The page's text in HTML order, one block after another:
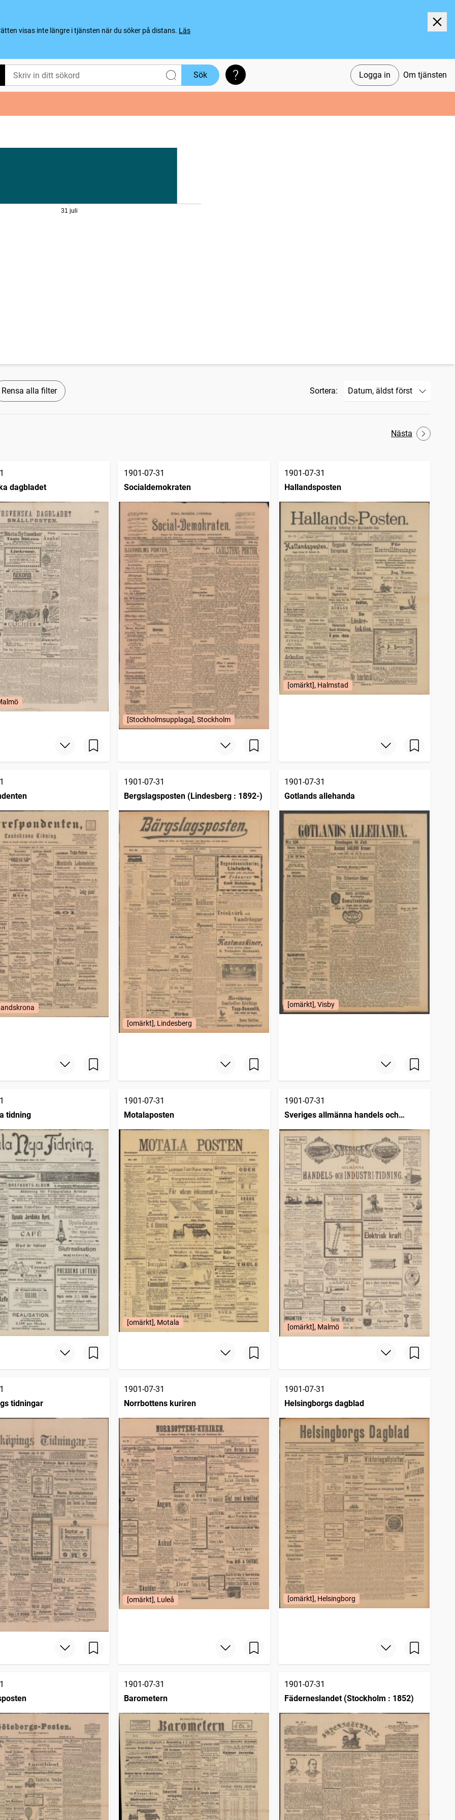
visas inte längre i tjänsten när du söker på distans. Läs
Logga in Om tjänsten
Sök Söktips
31 juli
Rensa alla filter Sortera:
Nästa
dagbladet
1901-07-31
Socialdemokraten
[Stockholmsupplaga], Stockholm
1901-07-31
Hallandsposten
[omärkt], Halmstad
1901-07-31
Bergslagsposten (Lindesberg : 1892-)
[omärkt], Lindesberg
1901-07-31
Gotlands allehanda
[omärkt], Visby
tidning
1901-07-31
Motalaposten
[omärkt], Motala
1901-07-31
Sveriges allmänna handels och
industritidning (Malmö : 1890)
[omärkt], Malmö
tidningar
1901-07-31
Norrbottens kuriren
[omärkt], Luleå
1901-07-31
Helsingborgs dagblad
[omärkt], Helsingborg
1901-07-31
Barometern
1901-07-31
Fäderneslandet (Stockholm : 1852)